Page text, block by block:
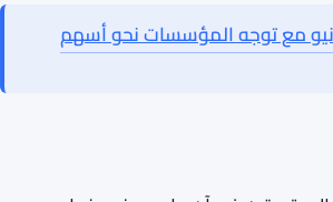
المتداولة في البورصة تفقد 4.51 مليار دولار في يونيو مع سعي المؤسسات